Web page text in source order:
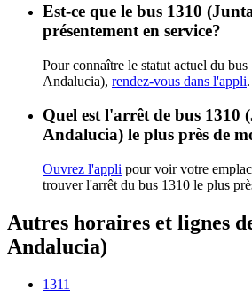
Est-ce que le bus 1310
présentement en service?
Pour connaître le statut actuel du bus
Andalucia), rendez-vous dans l'appli.
Quel est l'arrêt de bus 1310
Andalucia) le plus près de
Ouvrez l'appli pour voir votre
trouver l'arrêt du bus 1310 le plus
Autres horaires et lignes
Andalucia)
1311